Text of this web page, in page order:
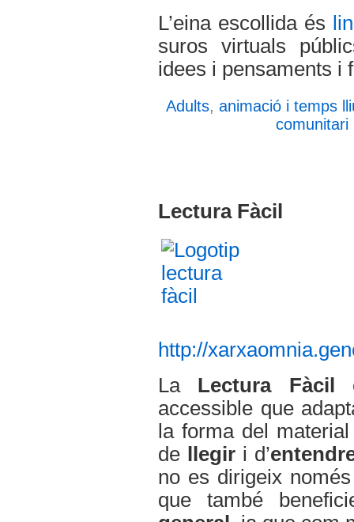
L’eina escollida és
suros virtuals
idees i pensaments i
Adults, animació i temps
comunitari
Lectura Fàcil
http://
La Lectura Fàcil
accessible que
la forma del
de llegir i d’
no es dirigeix
que també